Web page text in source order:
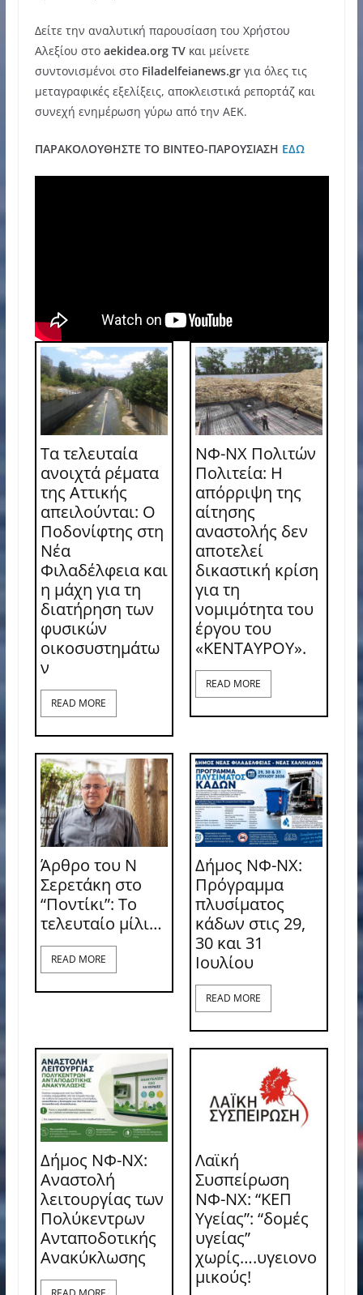
Δείτε την αναλυτική παρουσίαση του Χρήστου
Αλεξίου στο aekidea.org TVκαι μείνετε
συντονισμένοι στο Filadelfeianews.grγια όλες τις
μεταγραφικές εξελίξεις, αποκλειστικά ρεπορτάζ και
συνεχή ενημέρωση γύρω από την ΑΕΚ.
ΠΑΡΑΚΟΛΟΥΘΗΣΤΕ ΤΟ ΒΙΝΤΕΟ-ΠΑΡΟΥΣΙΑΣΗ ΕΔΩ
Τα τελευταία
ανοιχτά ρέματα
της Αττικής
απειλούνται: Ο
Ποδονίφτης στη
Νέα
Φιλαδέλφεια και
η μάχη για τη
διατήρηση των
φυσικών
οικοσυστημάτω
ν
READ MORE
ΝΦ-ΝΧ Πολιτών
Πολιτεία: Η
απόρριψη της
αίτησης
αναστολής δεν
αποτελεί
δικαστική κρίση
για τη
νομιμότητα του
έργου του
«ΚΕΝΤΑΥΡΟΥ».
READ MORE
Άρθρο του Ν
Σερετάκη στο
“Ποντίκι”: Το
τελευταίο μίλι…
READ MORE
Δήμος ΝΦ-ΝΧ:
Πρόγραμμα
πλυσίματος
κάδων στις 29,
30 και 31
Ιουλίου
READ MORE
Δήμος ΝΦ-ΝΧ:
Αναστολή
λειτουργίας των
Πολύκεντρων
Ανταποδοτικής
Ανακύκλωσης
Λαϊκή
Συσπείρωση
ΝΦ-ΝΧ: “ΚΕΠ
Υγείας”: “δομές
υγείας”
χωρίς….υγειονο
μικούς!